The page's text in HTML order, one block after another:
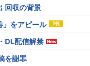
回収の背景
」をアピール
DL配信解禁
を謝罪